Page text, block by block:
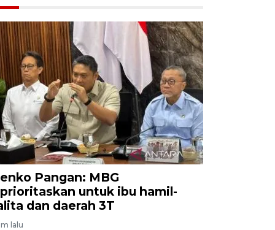
Pangan: MBG
untuk ibu hamil-
dan daerah 3T
lalu